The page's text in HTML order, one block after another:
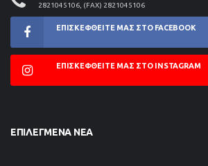
2821045106, (FAX) 2821045106
ΕΠΙΣΚΕΦΘΕΊΤΕ ΜΑΣ ΣΤΟ FACEBOOK
ΕΠΙΣΚΕΦΘΕΊΤΕ ΜΑΣ ΣΤΟ INSTAGRAM
ΕΠΙΛΕΓΜΈΝΑ ΝΈΑ